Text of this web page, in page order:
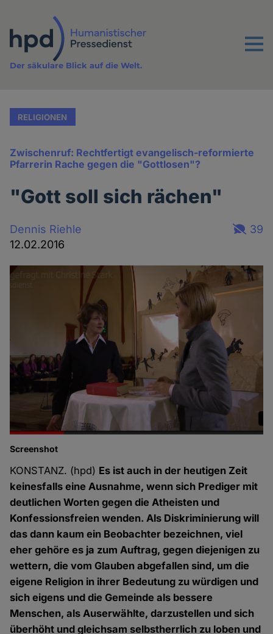
Inhalt
Menu
Der säkulare Blick auf die Welt.
RELIGIONEN
Zwischenruf: Rechtfertigt evangelisch-reformierte
Pfarrerin Rache gegen die "Gottlosen"?
"Gott soll sich rächen"
Dennis Riehle
12.02.2016
39
Screenshot
KONSTANZ. (hpd) Es ist auch in der heutigen Zeit
keinesfalls eine Ausnahme, wenn sich Prediger mit
deutlichen Worten gegen die Atheisten und
Konfessionsfreien wenden. Als Diskriminierung will
das dann kaum ein Beobachter bezeichnen, viel
eher gehöre es ja zum Auftrag, gegen diejenigen zu
wettern, die vom Glauben abgefallen sind, um die
eigene Religion in ihrer Bedeutung zu würdigen und
sich eigens und die Gemeinde als bessere
Menschen, als Auserwählte, darzustellen und sich
überhöht und gleichsam selbstherrlich zu loben und